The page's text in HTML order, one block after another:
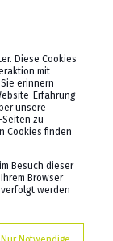
Diese Cookies
mit
erinnern
Erfahrung
unsere
zu
Cookies finden
Besuch dieser
Browser
werden